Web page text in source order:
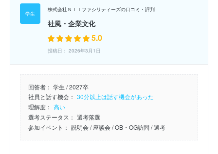
株式会社ＮＴＴファシリティーズの口コミ・評判
社風・企業文化
5.0
投稿日： 2026年3月1日
回答者： 学生 / 2027卒
社員と話す機会： 30分以上は話す機会があった
理解度： 高い
選考ステータス： 選考落選
参加イベント： 説明会/ 座談会/ OB・OG訪問/ 選考